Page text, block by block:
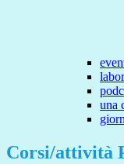
una
Corsi/attività